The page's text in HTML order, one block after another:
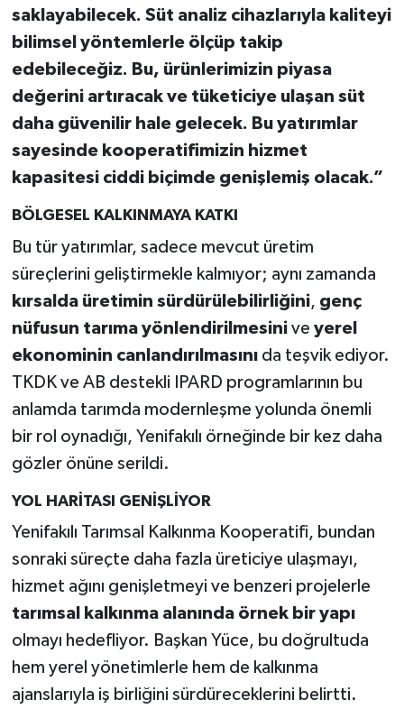
saklayabilecek. Süt analiz cihazlarıyla kaliteyi
bilimsel yöntemlerle ölçüp takip
edebileceğiz. Bu, ürünlerimizin piyasa
değerini artıracak ve tüketiciye ulaşan süt
daha güvenilir hale gelecek. Bu yatırımlar
sayesinde kooperatifimizin hizmet
kapasitesi ciddi biçimde genişlemiş olacak.”
BÖLGESEL KALKINMAYA KATKI
Bu tür yatırımlar, sadece mevcut üretim
süreçlerini geliştirmekle kalmıyor; aynı zamanda
kırsalda üretimin sürdürülebilirliğini, genç
nüfusun tarıma yönlendirilmesinive yerel
ekonominin canlandırılmasınıda teşvik ediyor.
TKDK ve AB destekli IPARD programlarının bu
anlamda tarımda modernleşme yolunda önemli
bir rol oynadığı, Yenifakılı örneğinde bir kez daha
gözler önüne serildi.
YOL HARİTASI GENİŞLİYOR
Yenifakılı Tarımsal Kalkınma Kooperatifi, bundan
sonraki süreçte daha fazla üreticiye ulaşmayı,
hizmet ağını genişletmeyi ve benzeri projelerle
tarımsal kalkınma alanında örnek bir yapı
olmayı hedefliyor. Başkan Yüce, bu doğrultuda
hem yerel yönetimlerle hem de kalkınma
ajanslarıyla iş birliğini sürdüreceklerini belirtti.